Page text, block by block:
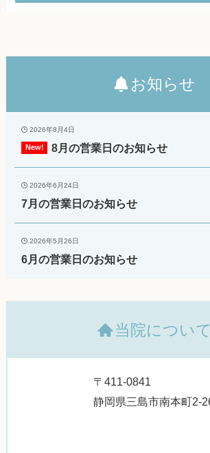
お知らせ
2026年8月4日
8月の営業日のお知らせ
2026年6月24日
7月の営業日のお知らせ
2026年5月26日
6月の営業日のお知らせ
当院について
〒411-0841
静岡県三島市南本町2-